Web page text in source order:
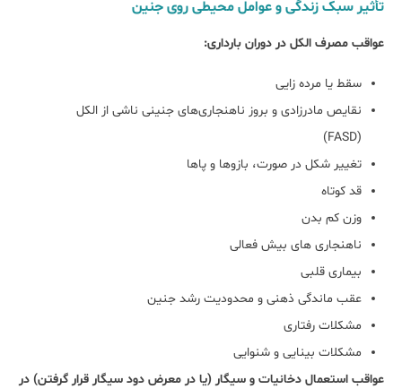
تأثیر سبک زندگی و عوامل محیطی روی جنین
عواقب مصرف الکل در دوران بارداری:
سقط یا مرده زایی
نقایص مادرزادی و بروز ناهنجاری‌های جنینی ناشی از الکل
(FASD)
تغییر شکل در صورت، بازوها و پاها
قد کوتاه
وزن کم بدن
ناهنجاری های بیش فعالی
بیماری قلبی
عقب ماندگی ذهنی و محدودیت رشد جنین
مشکلات رفتاری
مشکلات بینایی و شنوایی
عواقب استعمال دخانیات و سیگار (یا در معرض دود سیگار قرار گرفتن) در